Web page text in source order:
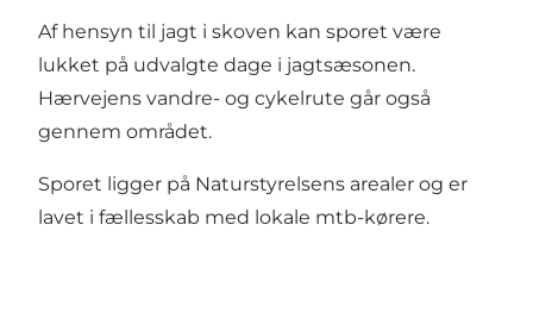
Af hensyn til jagt i skoven kan sporet være
lukket på udvalgte dage i jagtsæsonen.
Hærvejens vandre- og cykelrute går også
gennem området.
Sporet ligger på Naturstyrelsens arealer og er
lavet i fællesskab med lokale mtb-kørere.